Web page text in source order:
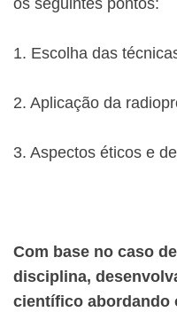
os seguintes pontos:
1. Escolha das
2. Aplicação da
3. Aspectos éticos e
Com base no caso
disciplina,
científico abordando